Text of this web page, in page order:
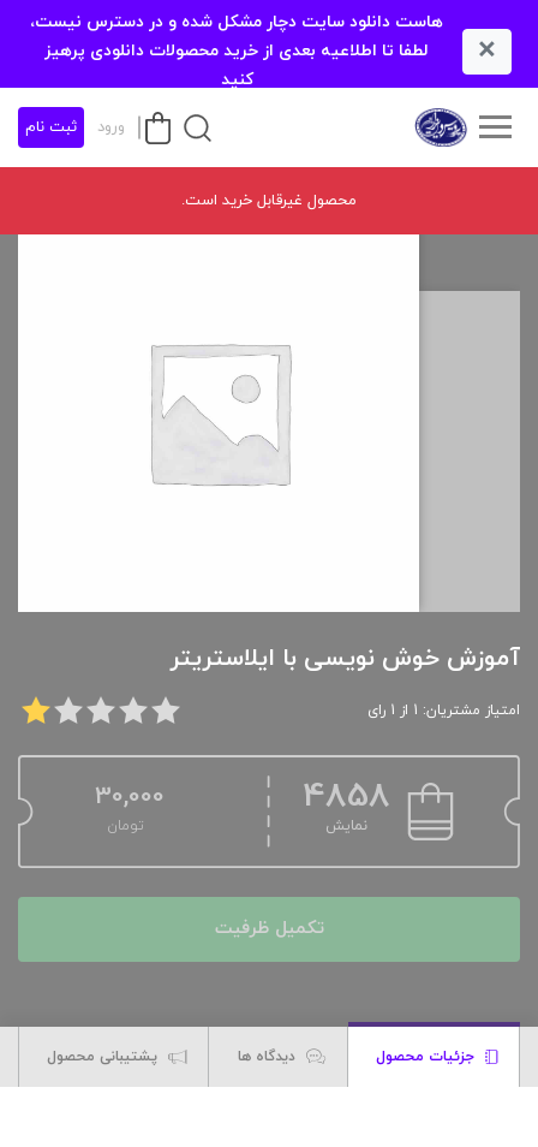
×
هاست دانلود سایت دچار مشکل شده و در دسترس نیست،
لطفا تا اطلاعیه بعدی از خرید محصولات دانلودی پرهیز
کنید
ورود ثبت نام
محصول غیرقابل خرید است.
آموزش خوش نویسی با ایلاستریتر
امتیاز مشتریان: 1 از 1 رای
4858
نمایش
30,000
تومان
تکمیل ظرفیت
جزئیات محصول دیدگاه ها پشتیبانی محصول